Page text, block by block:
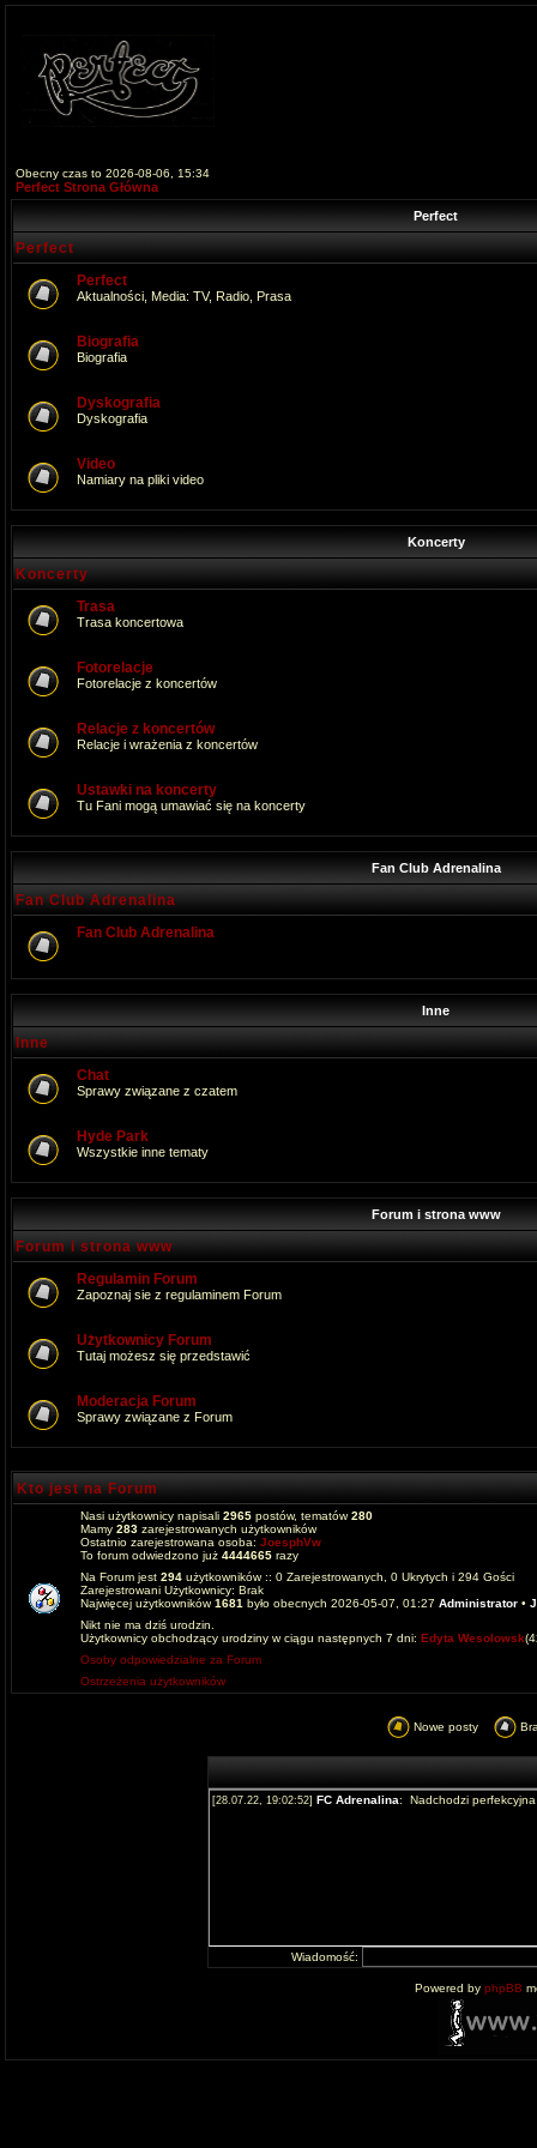
Obecny czas to 2026-08-06, 15:34
Perfect Strona Główna
Perfect
Perfect
Perfect
Aktualności, Media: TV, Radio, Prasa
Biografia
Biografia
Dyskografia
Dyskografia
Video
Namiary na pliki video
Koncerty
Koncerty
Trasa
Trasa koncertowa
Fotorelacje
Fotorelacje z koncertów
Relacje z koncertów
Relacje i wrażenia z koncertów
Ustawki na koncerty
Tu Fani mogą umawiać się na koncerty
Fan Club Adrenalina
Fan Club Adrenalina
Fan Club Adrenalina
Inne
Inne
Chat
Sprawy związane z czatem
Hyde Park
Wszystkie inne tematy
Forum i strona www
Forum i strona www
Regulamin Forum
Zapoznaj sie z regulaminem Forum
Użytkownicy Forum
Tutaj możesz się przedstawić
Moderacja Forum
Sprawy związane z Forum
Kto jest na Forum
Nasi użytkownicy napisali 2965 postów, tematów280
Mamy 283 zarejestrowanych użytkowników
Ostatnio zarejestrowana osoba: JoesphVw
To forum odwiedzono już 4444665 razy
Na Forum jest 294 użytkowników :: 0 Zarejestrowanych, 0 Ukrytych i 294 Gości
Zarejestrowani Użytkownicy: Brak
Najwięcej użytkowników1681 było obecnych 2026-05-07, 01:27 Administrator •
Nikt nie ma dziś urodzin.
Użytkownicy obchodzący urodziny w ciągu następnych 7 dni: Edyta Wesolowsk
Osoby odpowiedzialne za Forum
Ostrzeżenia użytkowników
Nowe posty
Wiadomość:
Powered by phpBB